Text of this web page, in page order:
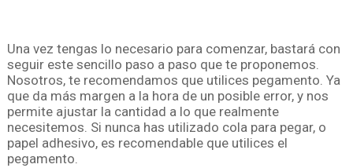
Una vez tengas lo necesario para comenzar, bastará con
seguir este sencillo paso a paso que te proponemos.
Nosotros, te recomendamos que utilices pegamento. Ya
que da más margen a la hora de un posible error, y nos
permite ajustar la cantidad a lo que realmente
necesitemos. Si nunca has utilizado cola para pegar, o
papel adhesivo, es recomendable que utilices el
pegamento.